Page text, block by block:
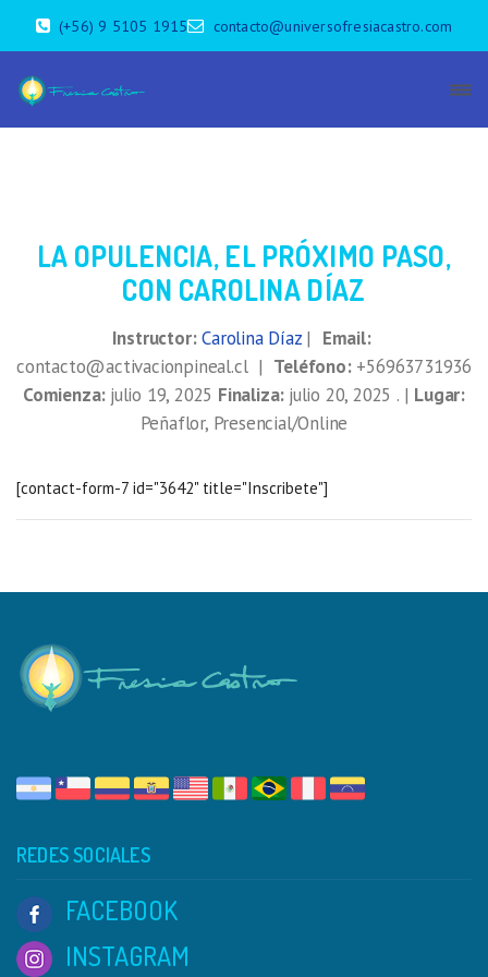
(+56) 9 5105 1915 contacto@universofresiacastro.com
LA OPULENCIA, EL PRÓXIMO PASO,
CON CAROLINA DÍAZ
Instructor: Carolina Díaz| Email:
contacto@activacionpineal.cl | Teléfono:+56963731936
Comienza: julio 19, 2025 Finaliza: julio 20, 2025 . | Lugar:
Peñaflor, Presencial/Online
[contact-form-7 id="3642" title="Inscribete"]
REDES SOCIALES
FACEBOOK
INSTAGRAM